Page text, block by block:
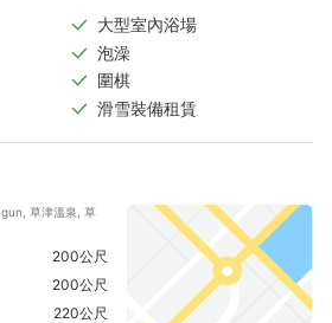
大型室內浴場
泡澡
圍棋
滑雪裝備租賃
草津溫泉, 草
200公尺
200公尺
220公尺